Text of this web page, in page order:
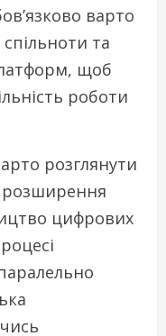
варто
та
щоб
роботи
розглянути
цифрових